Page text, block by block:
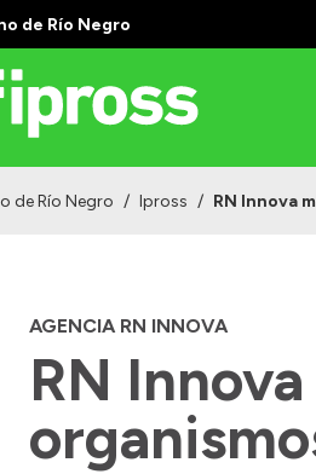
de Río Negro
de Río Negro / Ipross / RN Innova
AGENCIA RN INNOVA
RN